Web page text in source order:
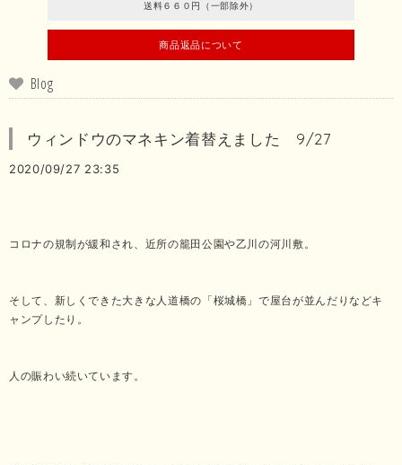
送料６６０円（一部除外）
商品返品について
Blog
ウィンドウのマネキン着替えました 9/27
2020/09/27 23:35
コロナの規制が緩和され、近所の籠田公園や乙川の河川敷。
そして、新しくできた大きな人道橋の「桜城橋」で屋台が並んだりなどキ
ャンプしたり。
人の賑わい続いています。